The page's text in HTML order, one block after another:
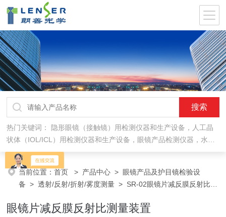
热门关键词： 隐形眼镜（接触镜）用检测仪器和生产设备，人工晶
状体（IOL/ICL）用检测仪器和生产设备，眼镜产品检测仪器，水气
处理环保设备
当前位置：首页 > 产品中心 > 眼镜产品及护目镜检验设
备 >透射/反射/折射/雾度测量 > SR-02眼镜片减反膜反射比测
眼镜片减反膜反射比测量装置